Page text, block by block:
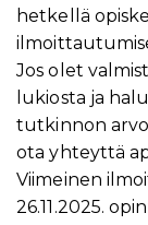
hetkellä
Jos olet
lukiosta ja
tutkinnon
ota yhteyttä
Viimeinen
26.11.2025.